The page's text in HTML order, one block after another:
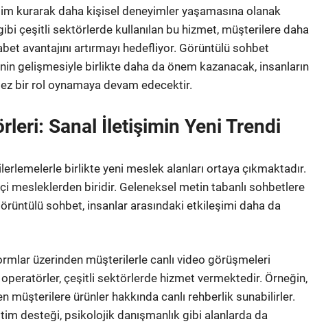
kurarak daha kişisel deneyimler yaşamasına olanak
çeşitli sektörlerde kullanılan bu hizmet, müşterilere daha
avantajını artırmayı hedefliyor. Görüntülü sohbet
gelişmesiyle birlikte daha da önem kazanacak, insanların
bir rol oynamaya devam edecektir.
Sanal İletişimin Yeni Trendi
birlikte yeni meslek alanları ortaya çıkmaktadır.
mesleklerden biridir. Geleneksel metin tabanlı sohbetlere
sohbet, insanlar arasındaki etkileşimi daha da
üzerinden müşterilerle canlı video görüşmeleri
çeşitli sektörlerde hizmet vermektedir. Örneğin,
müşterilere ürünler hakkında canlı rehberlik sunabilirler.
desteği, psikolojik danışmanlık gibi alanlarda da